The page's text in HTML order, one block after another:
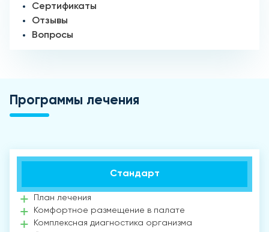
Сертификаты
Отзывы
Вопросы
Программы лечения
Стандарт
План лечения
Комфортное размещение в палате
Комплексная диагностика организма